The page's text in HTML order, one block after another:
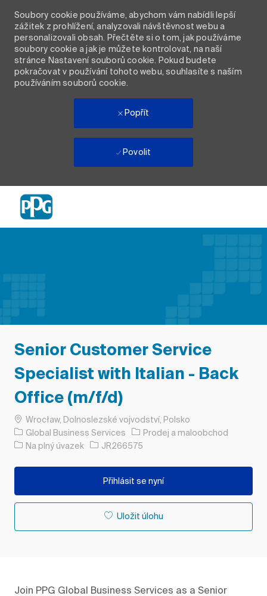
Soubory cookie používáme, abychom vám nabídli lepší
zážitek z prohlížení, analyzovali návštěvnost webu a
personalizovali obsah. Přečtěte si o tom, jak používáme
soubory cookie a jak je můžete kontrolovat, na naší
stránce Nastavení souborů cookie. Pokud budete
pokračovat v používání tohoto webu, souhlasíte s naším
používáním souborů cookie.
Popřít
Povolit
Senior Customer Service
Specialist with Italian - Back
Office (m/f/d)
Umístění
Wrocław, Dolnoslezské vojvodství, Polsko
Global Business Services
Kategorie
Prodej a maloobchod
Typ úlohy
Na plný úvazek ID úlohy
JR266575
Přihlásit se nyní
Uložit úlohu
Join PPG Global Business Services as a Senior